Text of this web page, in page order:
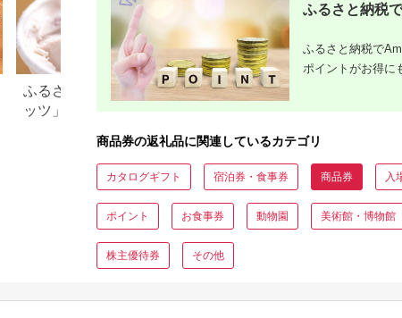
ふるさと納税「ハーゲンダ
ッツ」返礼品特集！還元率
フリマアプリのふるさと納
税返礼品の転売はおすす
ふるさと納税
ふるさと納税で
ポイントがお得に
商品券の返礼品に関連しているカテゴリ
カタログギフト 宿泊券・食事券 商品券 入
ポイント お食事券 動物園 美術館・博物館
株主優待券 その他